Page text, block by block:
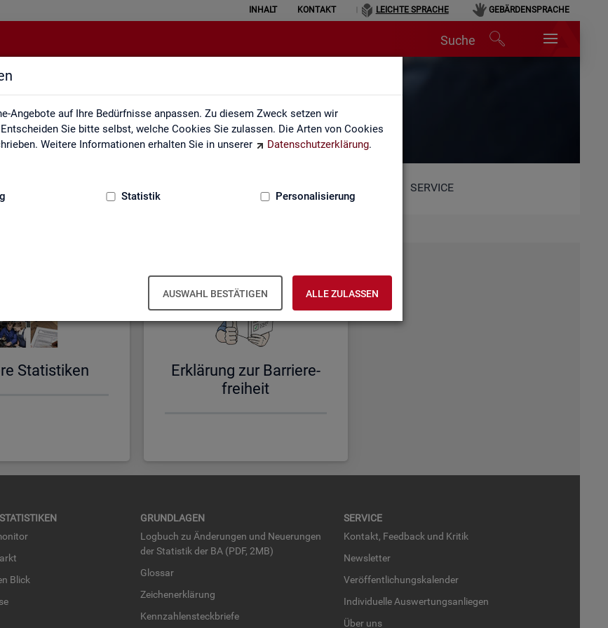
Angebote auf Ihre Bedürfnisse anpassen. Zu diesem Zweck setzen wir
Sie bitte selbst, welche Cookies Sie zulassen. Die Arten von Cookies
Weitere Informationen erhalten Sie in unserer
Datenschutzerklärung.
Statistik Personalisierung
AUSWAHL BESTÄTIGEN ALLE ZULASSEN
INHALT KONTAKT LEICHTE SPRACHE GEBÄRDENSPRACHE
Suche
Leichte Sprache
SERVICE
Sta­tis­ti­ken
Er­klä­rung zur Bar­rie­re­
frei­heit
Blick
GRUND­LA­GEN
Log­buch zu Än­de­run­gen und Neue­run­gen
der Sta­tis­tik der BA (PDF, 2MB)
Glos­sar
Zei­chen­er­klä­rung
Kenn­zah­len­steck­brie­fe
SER­VICE
Kon­takt, Feed­back und Kri­tik
News­let­ter
Ver­öf­fent­li­chungs­ka­len­der
In­di­vi­du­el­le Aus­wer­tungs­an­lie­gen
Über uns